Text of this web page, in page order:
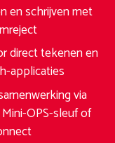
en schrijven met
direct tekenen en
applicaties
via
OPS-sleuf of